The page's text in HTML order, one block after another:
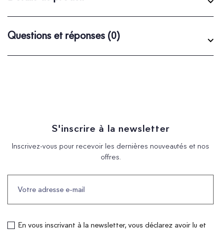
Questions et réponses (0)
S'inscrire à la newsletter
Inscrivez-vous pour recevoir les dernières nouveautés et nos
offres.
En vous inscrivant à la newsletter, vous déclarez avoir lu et